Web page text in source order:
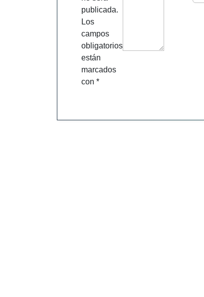
publicada.
Los
campos
obligatorios
están
marcados
con *